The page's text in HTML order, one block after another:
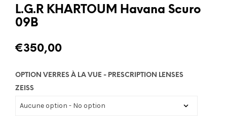
L.G.R KHARTOUM Havana Scuro
09B
€350,00
OPTION VERRES À LA VUE - PRESCRIPTION LENSES
ZEISS